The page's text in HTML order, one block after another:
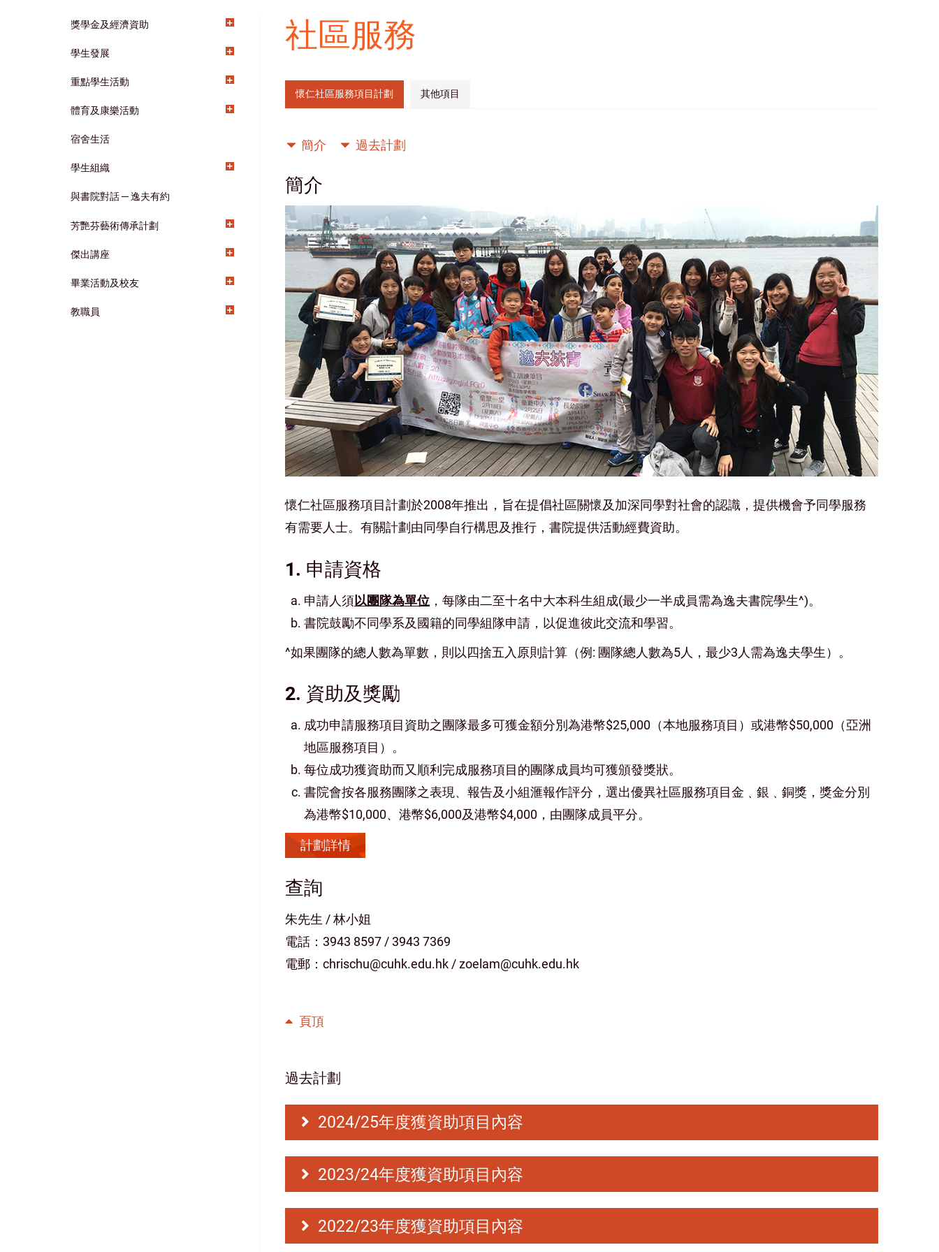
獎學金及經濟資助
學生發展
重點學生活動
體育及康樂活動
宿舍生活
學生組織
與書院對話 ─ 逸夫有約
芳艷芬藝術傳承計劃
傑出講座
畢業活動及校友
教職員
社區服務
懷仁社區服務項目計劃 其他項目
簡介 過去計劃
簡介
懷仁社區服務項目計劃於2008年推出，旨在提倡社區關懷及加深同學對社會的認識，提供機會予同學服務
有需要人士。有關計劃由同學自行構思及推行，書院提供活動經費資助。
1. 申請資格
申請人須以團隊為單位 ，每隊由二至十名中大本科生組成(最少一半成員需為逸夫書院學生^)。
書院鼓勵不同學系及國籍的同學組隊申請，以促進彼此交流和學習。
^如果團隊的總人數為單數，則以四捨五入原則計算（例: 團隊總人數為5人，最少3人需為逸夫學生）。
2. 資助及獎勵
成功申請服務項目資助之團隊最多可獲金額分別為港幣$25,000（本地服務項目）或港幣$50,000（亞洲
地區服務項目）。
每位成功獲資助而又順利完成服務項目的團隊成員均可獲頒發獎狀。
書院會按各服務團隊之表現、報告及小組滙報作評分，選出優異社區服務項目金﹑銀﹑銅獎，獎金分別
為港幣$10,000、港幣$6,000及港幣$4,000，由團隊成員平分。
計劃詳情
查詢
朱先生 / 林小姐
電話：3943 8597 / 3943 7369
電郵：chrischu@cuhk.edu.hk / zoelam@cuhk.edu.hk
頁頂
過去計劃
2024/25年度獲資助項目內容
2023/24年度獲資助項目內容
2022/23年度獲資助項目內容